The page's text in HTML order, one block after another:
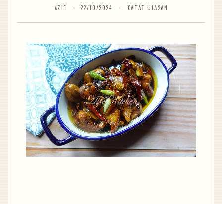
AZIE 22/10/2024 CATAT ULASAN